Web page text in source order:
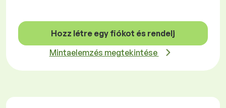
Hozz létre egy fiókot és rendelj
Mintaelemzés megtekintése